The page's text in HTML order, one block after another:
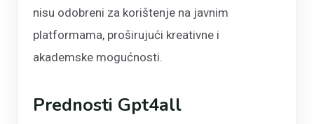
nisu odobreni za korištenje na javnim
platformama, proširujući kreativne i
akademske mogućnosti.
Prednosti Gpt4all